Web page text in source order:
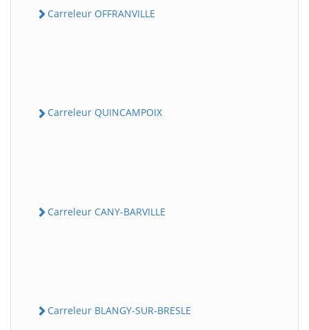
Carreleur OFFRANVILLE
Carreleur QUINCAMPOIX
Carreleur CANY-BARVILLE
Carreleur BLANGY-SUR-BRESLE